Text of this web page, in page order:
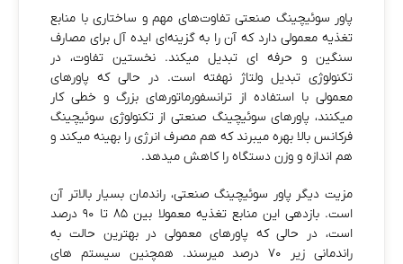
پاور سوئیچینگ صنعتی تفاوت‌های مهم و ساختاری با منابع
تغذیه معمولی دارد که آن را به گزینه‌ای ایده‌ آل برای مصارف
سنگین و حرفه‌ ای تبدیل میکند. نخستین تفاوت، در
تکنولوژی تبدیل ولتاژ نهفته است. در حالی که پاورهای
معمولی با استفاده از ترانسفورماتورهای بزرگ و خطی کار
میکنند، پاورهای سوئیچینگ صنعتی از تکنولوژی سوئیچینگ
فرکانس بالا بهره میبرند که هم مصرف انرژی را بهینه میکند و
هم اندازه و وزن دستگاه را کاهش میدهد.
مزیت دیگر پاور سوئیچینگ صنعتی، راندمان بسیار بالاتر آن
است. بازدهی این منابع تغذیه معمولا بین ۸۵ تا ۹۰ درصد
است، در حالی که پاورهای معمولی در بهترین حالت به
راندمانی زیر ۷۰ درصد میرسند. همچنین سیستم‌ های